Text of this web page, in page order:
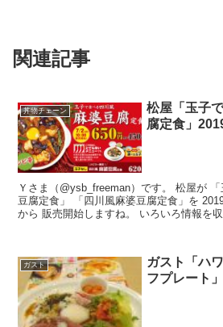
関連記事
丼物チェーン
松屋「玉子
腐定食」
Ｙさま（@ysb_freeman）です。 松屋が 「玉子で食べる四川風麻婆
豆腐定食」 「四川風麻婆豆腐定食」を
から 販売開始しますね。 いろいろ情報を収集してみました。 よろ
ガスト
ガスト「ハ
フプレート